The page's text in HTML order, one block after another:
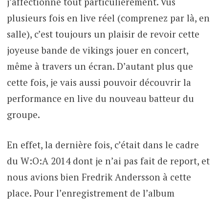
plusieurs fois en live réel (comprenez par là, en
salle), c’est toujours un plaisir de revoir cette
joyeuse bande de vikings jouer en concert,
même à travers un écran. D’autant plus que
cette fois, je vais aussi pouvoir découvrir la
performance en live du nouveau batteur du
groupe.
En effet, la dernière fois, c’était dans le cadre
du W:O:A 2014 dont je n’ai pas fait de report, et
nous avions bien Fredrik Andersson à cette
place. Pour l’enregistrement de l’album